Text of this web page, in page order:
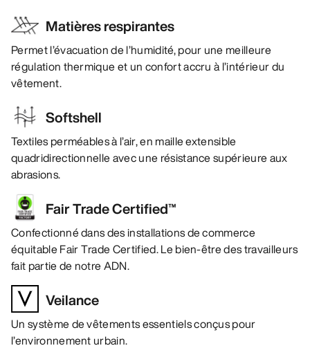
Matières respirantes
Permet l’évacuation de l’humidité, pour une meilleure
régulation thermique et un confort accru à l’intérieur du
vêtement.
Softshell
Textiles perméables à l’air, en maille extensible
quadridirectionnelle avec une résistance supérieure aux
abrasions.
Fair Trade Certified™
Confectionné dans des installations de commerce
équitable Fair Trade Certified. Le bien-être des travailleurs
fait partie de notre ADN.
Veilance
Un système de vêtements essentiels conçus pour
l’environnement urbain.